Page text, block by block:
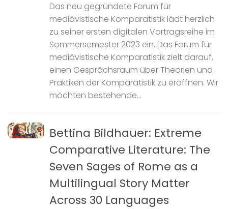
Das neu gegründete Forum für
mediävistische Komparatistik lädt herzlich
zu seiner ersten digitalen Vortragsreihe im
Sommersemester 2023 ein. Das Forum für
mediävistische Komparatistik zielt darauf,
einen Gesprächsraum über Theorien und
Praktiken der Komparatistik zu eröffnen. Wir
möchten bestehende...
Bettina Bildhauer: Extreme
Comparative Literature: The
Seven Sages of Rome as a
Multilingual Story Matter
Across 30 Languages